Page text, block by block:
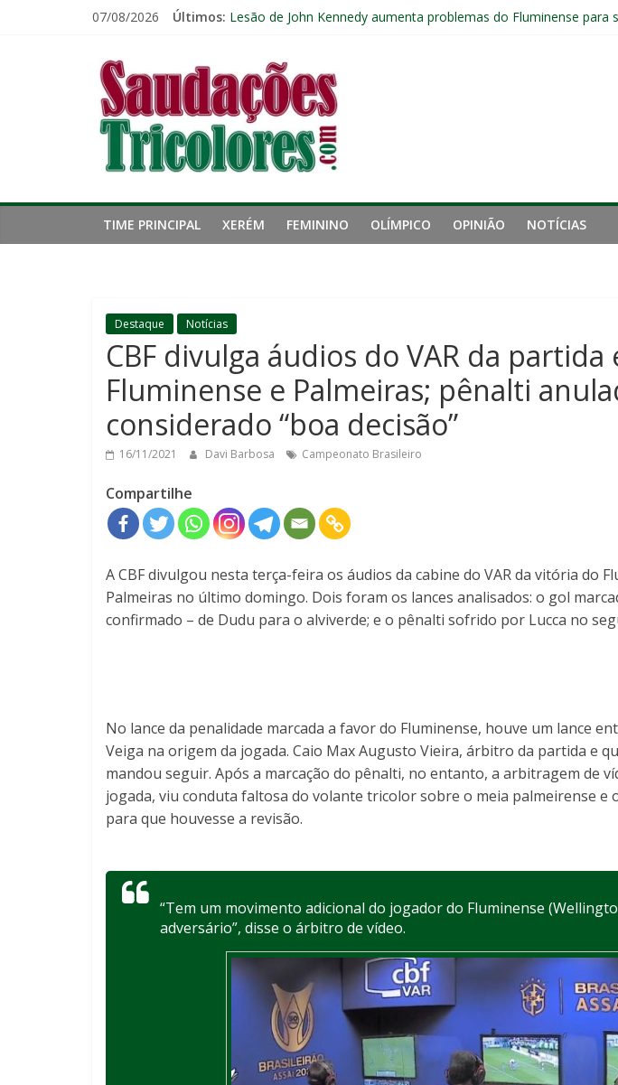
07/08/2026 Últimos: Fluminense pode perder três jogadores sem custos ao fim da
Kauã Elias desperta interesse de gigantes da Inglaterra;
Ventania no Rio: Fluminense vai fechar sede de Laranjeiras a
Saudações
Tricolores
TIME PRINCIPAL XERÉM FEMININO OLÍMPICO OPINIÃO NOTÍCIAS
Destaque Notícias
CBF divulga áudios do VAR da partida
Fluminense e Palmeiras; pênalti
considerado “boa decisão”
16/11/2021 Davi Barbosa Campeonato Brasileiro
Compartilhe
A CBF divulgou nesta terça-feira os áudios da cabine do VAR da vitória do
Palmeiras no último domingo. Dois foram os lances analisados: o gol
confirmado – de Dudu para o alviverde; e o pênalti sofrido por Lucca no
No lance da penalidade marcada a favor do Fluminense, houve um lance
Veiga na origem da jogada. Caio Max Augusto Vieira, árbitro da partida e
mandou seguir. Após a marcação do pênalti, no entanto, a arbitragem de
jogada, viu conduta faltosa do volante tricolor sobre o meia palmeirense
para que houvesse a revisão.
“Tem um movimento adicional do jogador do Fluminense
adversário”, disse o árbitro de vídeo.